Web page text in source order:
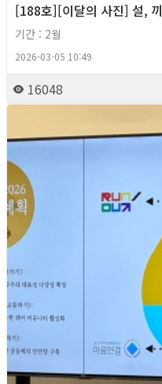
[188호][이달의 사진] 설, 끼
기간 : 2월
2026-03-05 10:49
16048